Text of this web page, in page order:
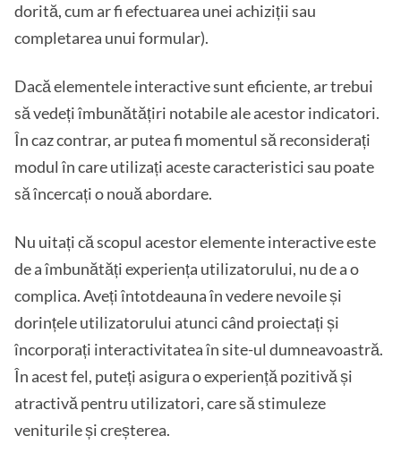
dorită, cum ar fi efectuarea unei achiziții sau
completarea unui formular).
Dacă elementele interactive sunt eficiente, ar trebui
să vedeți îmbunătățiri notabile ale acestor indicatori.
În caz contrar, ar putea fi momentul să reconsiderați
modul în care utilizați aceste caracteristici sau poate
să încercați o nouă abordare.
Nu uitați că scopul acestor elemente interactive este
de a îmbunătăți experiența utilizatorului, nu de a o
complica. Aveți întotdeauna în vedere nevoile și
dorințele utilizatorului atunci când proiectați și
încorporați interactivitatea în site-ul dumneavoastră.
În acest fel, puteți asigura o experiență pozitivă și
atractivă pentru utilizatori, care să stimuleze
veniturile și creșterea.